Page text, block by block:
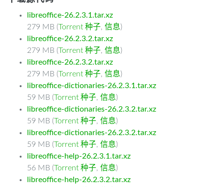
libreoffice-26.2.3.1.tar.xz
279 MB (Torrent 种子, 信息)
libreoffice-26.2.3.2.tar.xz
279 MB (Torrent 种子, 信息)
libreoffice-26.2.3.2.tar.xz
279 MB (Torrent 种子, 信息)
libreoffice-dictionaries-26.2.3.1.tar.xz
59 MB (Torrent 种子, 信息)
libreoffice-dictionaries-26.2.3.2.tar.xz
59 MB (Torrent 种子, 信息)
libreoffice-dictionaries-26.2.3.2.tar.xz
59 MB (Torrent 种子, 信息)
libreoffice-help-26.2.3.1.tar.xz
56 MB (Torrent 种子, 信息)
libreoffice-help-26.2.3.2.tar.xz